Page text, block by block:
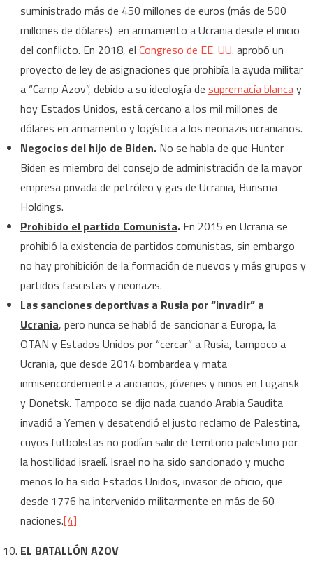
suministrado más de 450 millones de euros (más de 500
millones de dólares) en armamento a Ucrania desde el inicio
del conflicto. En 2018, el Congreso de EE. UU. aprobó un
proyecto de ley de asignaciones que prohibía la ayuda militar
a “Camp Azov”, debido a su ideología de supremacía blancay
hoy Estados Unidos, está cercano a los mil millones de
dólares en armamento y logística a los neonazis ucranianos.
Negocios del hijo de Biden. No se habla de que Hunter
Biden es miembro del consejo de administración de la mayor
empresa privada de petróleo y gas de Ucrania, Burisma
Holdings.
Prohibido el partido Comunista. En 2015 en Ucrania se
prohibió la existencia de partidos comunistas, sin embargo
no hay prohibición de la formación de nuevos y más grupos y
partidos fascistas y neonazis.
Las sanciones deportivas a Rusia por “invadir” a
Ucrania, pero nunca se habló de sancionar a Europa, la
OTAN y Estados Unidos por “cercar” a Rusia, tampoco a
Ucrania, que desde 2014 bombardea y mata
inmisericordemente a ancianos, jóvenes y niños en Lugansk
y Donetsk. Tampoco se dijo nada cuando Arabia Saudita
invadió a Yemen y desatendió el justo reclamo de Palestina,
cuyos futbolistas no podían salir de territorio palestino por
la hostilidad israelí. Israel no ha sido sancionado y mucho
menos lo ha sido Estados Unidos, invasor de oficio, que
desde 1776 ha intervenido militarmente en más de 60
naciones.[4]
EL BATALLÓN AZOV